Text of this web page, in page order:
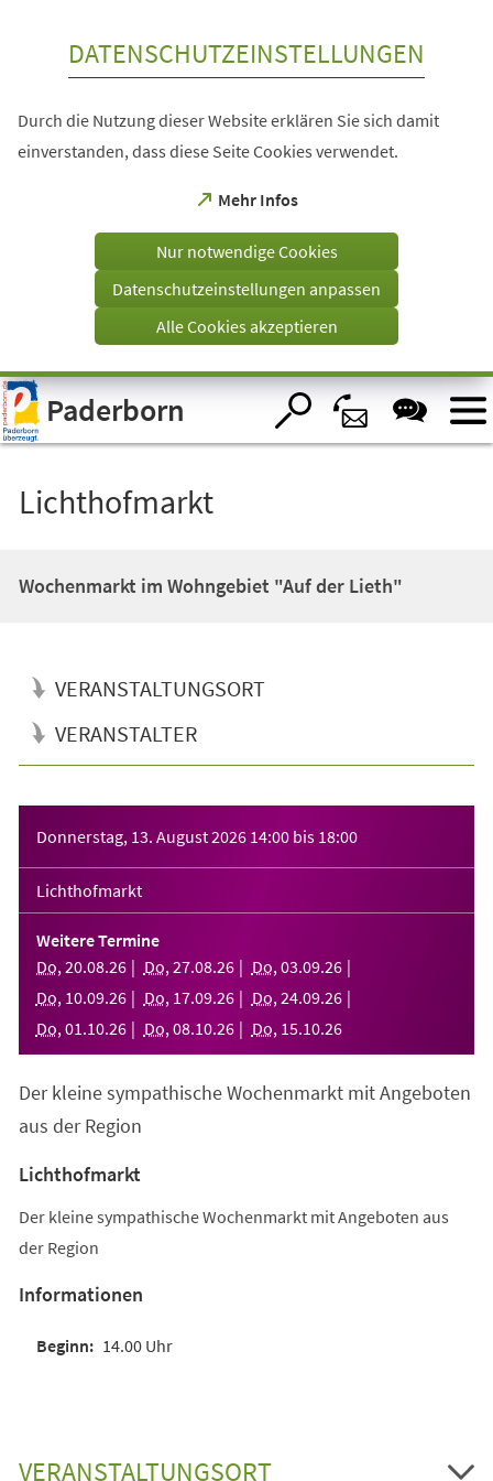
Visuelle
Assistenzsoftware
öffnen.
DATENSCHUTZEINSTELLUNGEN
Durch die Nutzung dieser Website erklären Sie sich damit
einverstanden, dass diese Seite Cookies verwendet.
Mehr Infos
(Öffnet
einem
Tab)
Nur notwendige Cookies
Datenschutzeinstellungen anpassen
Alle Cookies akzeptieren
Paderborn
Lichthofmarkt
Wochenmarkt im Wohngebiet "Auf der Lieth"
VERANSTALTUNGSORT
VERANSTALTER
Donnerstag, 13. August 2026 14:00 bis 18:00
Lichthofmarkt
Weitere Termine
Do, 20.08.26 Do, 27.08.26 Do, 03.09.26
Do, 10.09.26 Do, 17.09.26 Do, 24.09.26
Do, 01 .10.26 Do, 08.10.26 Do, 15.10.26
Der kleine sympathische Wochenmarkt mit Angeboten
aus der Region
Lichthofmarkt
Der kleine sympathische Wochenmarkt mit Angeboten aus
der Region
Informationen
14.00 Uhr
VERANSTALTUNGSORT